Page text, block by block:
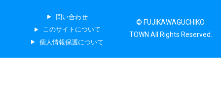
問い合わせ
このサイトについて
個人情報保護について
© FUJIKAWAGUCHIKO
TOWN All Rights Reserved.